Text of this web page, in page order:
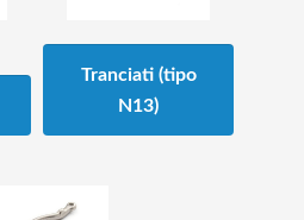
Tranciati (tipo
N13)